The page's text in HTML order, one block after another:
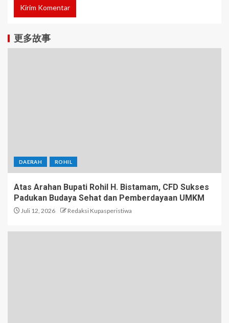
更多故事
DAERAH ROHIL
Atas Arahan Bupati Rohil H. Bistamam, CFD Sukses
Padukan Budaya Sehat dan Pemberdayaan UMKM
Juli 12, 2026 Redaksi Kupasperistiwa